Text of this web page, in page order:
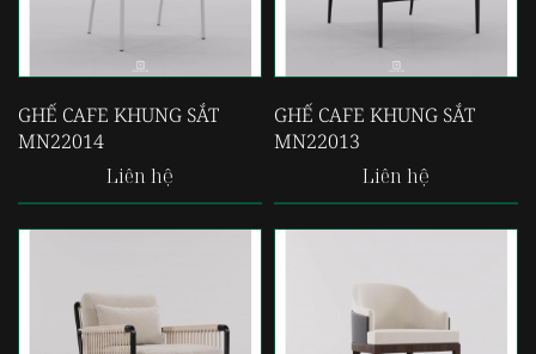
GHẾ CAFE KHUNG SẮT
MN22014
Liên hệ
GHẾ CAFE KHUNG SẮT
MN22013
Liên hệ